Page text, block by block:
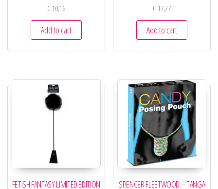
€10,16
Add to cart
€ 17,27
Add to cart
FETISH FANTASY LIMITED EDITION SPENCER FLEETWOOD – TANGA